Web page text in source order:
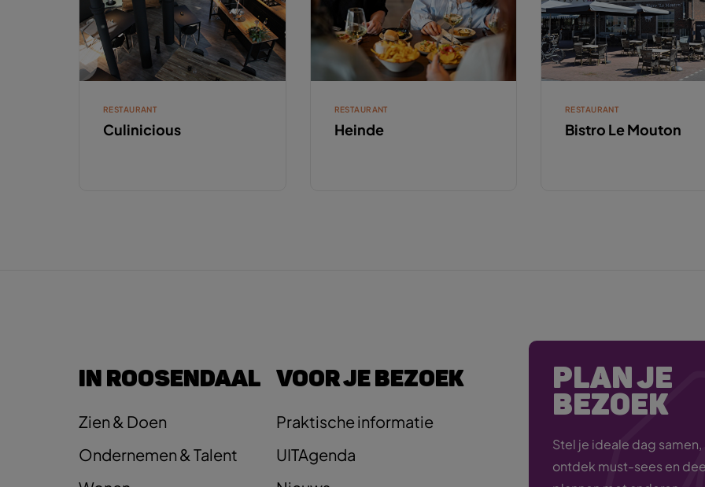
RESTAURANT
Culinicious
RESTAURANT
Heinde
RESTAURANT
Bistro Le Mouton
IN ROOSENDAAL
Zien & Doen
Ondernemen & Talent
VOOR JE BEZOEK
Praktische informatie
UITAgenda
PLAN JE
BEZOEK
Stel je ideale dag samen,
ontdek must-sees en